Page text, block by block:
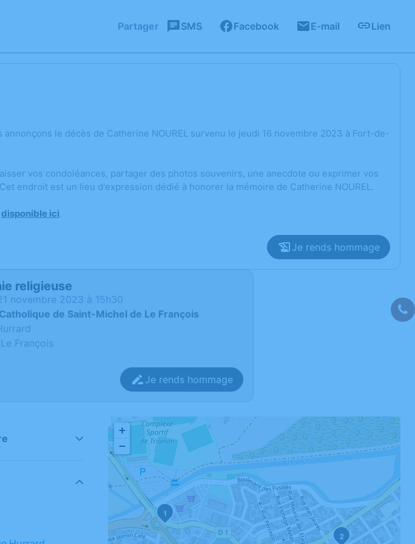
Partager SMS Facebook E-mail Lien
annonçons le décès de Catherine NOUREL survenu le jeudi 16 novembre 2023 à Fort-de-
vos condoléances, partager des photos souvenirs, une anecdote ou exprimer vos
endroit est un lieu d'expression dédié à honorer la mémoire de Catherine NOUREL.
disponible ici.
Je rends hommage
religieuse
21 novembre 2023 à 15h30
de Saint-Michel de Le François
François
Je rends hommage
1
2
+
−